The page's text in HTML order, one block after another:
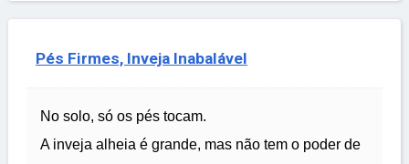
Pés Firmes, Inveja Inabalável
No solo, só os pés tocam.
A inveja alheia é grande, mas não tem o poder de